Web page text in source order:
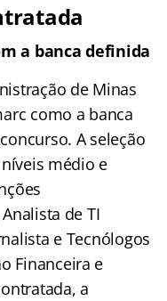
a banca definida
de Minas
como a banca
A seleção
médio e
de TI
e Tecnólogos
Financeira e
a